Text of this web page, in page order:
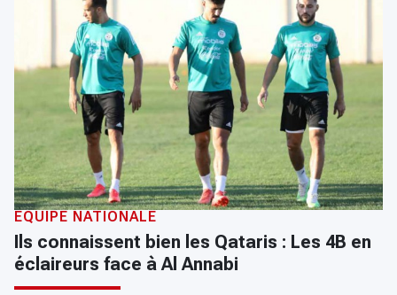
ÉQUIPE NATIONALE
Ils connaissent bien les Qataris : Les 4B en
éclaireurs face à Al Annabi